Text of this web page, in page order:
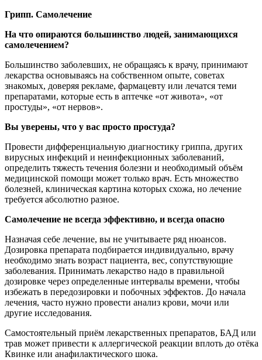
Грипп. Самолечение
На что опираются большинство людей, занимающихся
самолечением?
Большинство заболевших, не обращаясь к врачу, принимают
лекарства основываясь на собственном опыте, советах
знакомых, доверяя рекламе, фармацевту или лечатся теми
препаратами, которые есть в аптечке «от живота», «от
простуды», «от нервов».
Вы уверены, что у вас просто простуда?
Провести дифференциальную диагностику гриппа, других
вирусных инфекций и неинфекционных заболеваний,
определить тяжесть течения болезни и необходимый объём
медицинской помощи может только врач. Есть множество
болезней, клиническая картина которых схожа, но лечение
требуется абсолютно разное.
Самолечение не всегда эффективно, и всегда опасно
Назначая себе лечение, вы не учитываете ряд нюансов.
Дозировка препарата подбирается индивидуально, врачу
необходимо знать возраст пациента, вес, сопутствующие
заболевания. Принимать лекарство надо в правильной
дозировке через определенные интервалы времени, чтобы
избежать в передозировки и побочных эффектов. До начала
лечения, часто нужно провести анализ крови, мочи или
другие исследования.
Самостоятельный приём лекарственных препаратов, БАД или
трав может привести к аллергической реакции вплоть до отёка
Квинке или анафилактического шока.